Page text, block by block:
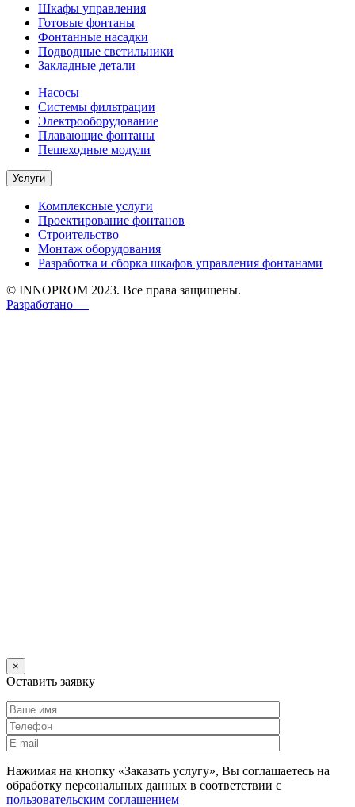
Шкафы управления
Готовые фонтаны
Фонтанные насадки
Подводные светильники
Закладные детали
Насосы
Системы фильтрации
Электрооборудование
Плавающие фонтаны
Пешеходные модули
Услуги
Комплексные услуги
Проектирование фонтанов
Строительство
Монтаж оборудования
Разработка и сборка шкафов управления фонтанами
© INNOPROM 2023. Все права защищены.
Разработано —
×
Оставить заявку
Нажимая на кнопку «Заказать услугу», Вы соглашаетесь на
обработку персональных данных в соответствии с
пользовательским соглашением